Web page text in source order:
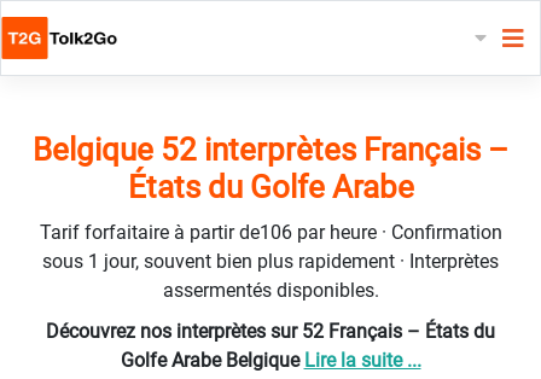
Belgique 52 interprètes Français –
États du Golfe Arabe
Tarif forfaitaire à partir de106 par heure · Confirmation
sous 1 jour, souvent bien plus rapidement · Interprètes
assermentés disponibles.
Découvrez nos interprètes sur 52 Français – États du
Golfe Arabe Belgique Lire la suite ...